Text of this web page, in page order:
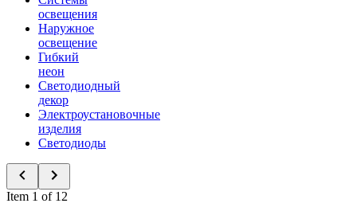
освещения
Наружное
освещение
Гибкий
неон
Светодиодный
декор
Электроустановочные
изделия
Светодиоды
Item 1 of 12